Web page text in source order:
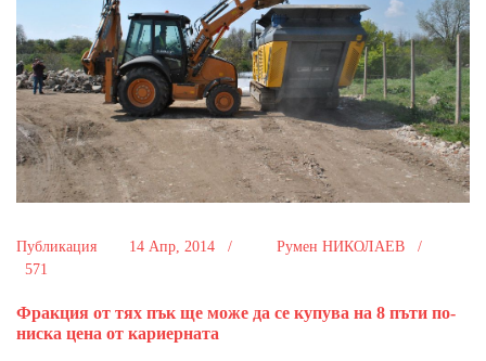
Публикация 14 Апр, 2014 /
Румен НИКОЛАЕВ /
571
Фракция от тях пък ще може да се купува на 8 пъти по-
ниска цена от кариерната